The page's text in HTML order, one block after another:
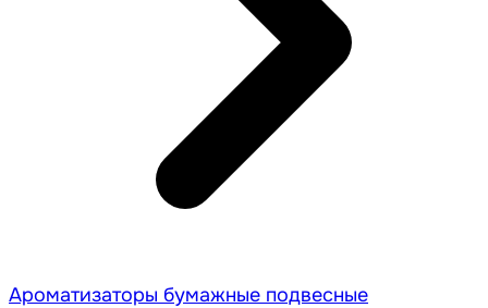
Ароматизаторы бумажные подвесные